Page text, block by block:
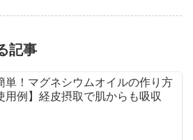
記事
単！マグネシウムオイルの作り方
用例】経皮摂取で肌からも吸収